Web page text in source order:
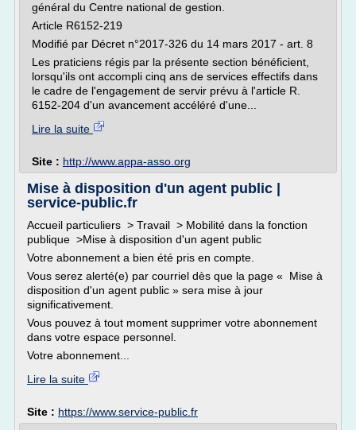
général du Centre national de gestion.
Article R6152-219
Modifié par Décret n°2017-326 du 14 mars 2017 - art. 8
Les praticiens régis par la présente section bénéficient,
lorsqu'ils ont accompli cinq ans de services effectifs dans
le cadre de l'engagement de servir prévu à l'article R.
6152-204 d'un avancement accéléré d'une...
Lire la suite
Site : http://www.appa-asso.org
Mise à disposition d'un agent public |
service-public.fr
Accueil particuliers > Travail > Mobilité dans la fonction
publique >Mise à disposition d'un agent public
Votre abonnement a bien été pris en compte.
Vous serez alerté(e) par courriel dès que la page « Mise à
disposition d'un agent public » sera mise à jour
significativement.
Vous pouvez à tout moment supprimer votre abonnement
dans votre espace personnel.
Votre abonnement...
Lire la suite
Site : https://www.service-public.fr